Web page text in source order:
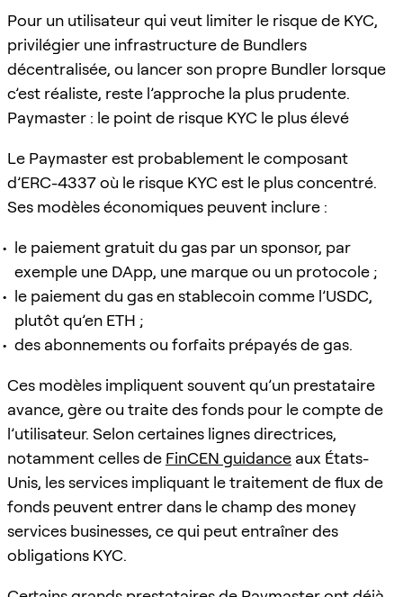
Pour un utilisateur qui veut limiter le risque de KYC,
privilégier une infrastructure de Bundlers
décentralisée, ou lancer son propre Bundler lorsque
c’est réaliste, reste l’approche la plus prudente.
Paymaster : le point de risque KYC le plus élevé
Le Paymaster est probablement le composant
d’ERC-4337 où le risque KYC est le plus concentré.
Ses modèles économiques peuvent inclure :
le paiement gratuit du gas par un sponsor, par
exemple une DApp, une marque ou un protocole ;
le paiement du gas en stablecoin comme l’USDC,
plutôt qu’en ETH ;
des abonnements ou forfaits prépayés de gas.
Ces modèles impliquent souvent qu’un prestataire
avance, gère ou traite des fonds pour le compte de
l’utilisateur. Selon certaines lignes directrices,
notamment celles de FinCEN guidance aux États-
Unis, les services impliquant le traitement de flux de
fonds peuvent entrer dans le champ des money
services businesses, ce qui peut entraîner des
obligations KYC.